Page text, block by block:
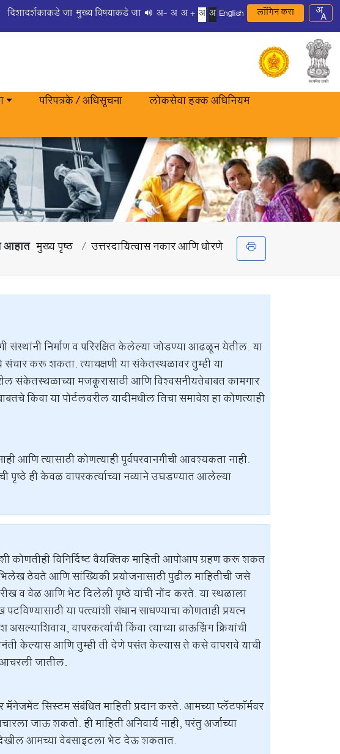
दिशादर्शकाकडे जामुख्य विषयाकडे जा अ-अअ +अअEnglish लॉगिन करा
परिपत्रके / अधिसूचना
लोकसेवा हक्क अधिनियम
आहात मुख्य पृष्ठ उत्तरदायित्वास नकार आणि धोरणे
निर्माण व परिरक्षित केलेल्या जोडण्या आढळून येतील. या
करू शकता. त्याचक्षणी या संकेतस्थळावर तुम्ही या
संकेतस्थळाच्या मजकूरासाठी आणि विश्वसनीयतेबाबत कामगार
किंवा या पोर्टलवरील यादीमधील तिचा समावेश हा कोणत्याही
आणि त्यासाठी कोणत्याही पूर्वपरवानगीची आवश्यकता नाही.
पृष्ठे ही केवळ वापरकर्त्याच्या नव्याने उघडण्यात आलेल्या
कोणतीही विनिर्दिष्ट वैयक्तिक माहिती आपोआप ग्रहण करू शकत
ठेवते आणि सांख्यिकी प्रयोजनासाठी पुढील माहितीची जसे
व वेळ आणि भेट दिलेली पृष्ठे यांची नोंद करते. या स्थळाला
या पत्त्यांशी संधान साधण्याचा कोणताही प्रयत्न
वापरकर्त्याची किंवा त्याच्या ब्राऊझिंग क्रियांची
केल्यास आणि तुम्ही ती देणे पसंत केल्यास ते कसे वापरावे याची
आचरली जातील.
मॅनेजमेंट सिस्टम संबंधित माहिती प्रदान करते. आमच्या प्लॅटफॉर्मवर
जाऊ शकतो. ही माहिती अनिवार्य नाही, परंतु अर्जाच्या
देखील आमच्या वेबसाइटला भेट देऊ शकतात.